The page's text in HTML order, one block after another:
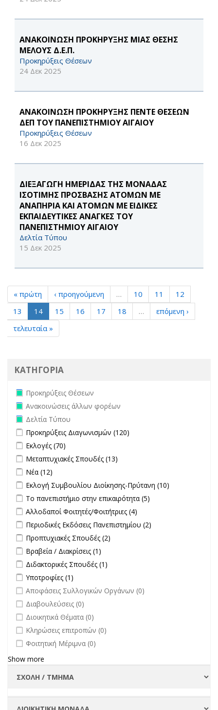
ΑΝΑΚΟΙΝΩΣΗ ΠΡΟΚΗΡΥΞΗΣ ΜΙΑΣ ΘΕΣΗΣ
ΜΕΛΟΥΣ Δ.Ε.Π.
Προκηρύξεις Θέσεων
24 Δεκ 2025
ΑΝΑΚΟΙΝΩΣΗ ΠΡΟΚΗΡΥΞΗΣ ΠΕΝΤΕ ΘΕΣΕΩΝ
ΔΕΠ ΤΟΥ ΠΑΝΕΠΙΣΤΗΜΙΟΥ ΑΙΓΑΙΟΥ
Προκηρύξεις Θέσεων
16 Δεκ 2025
ΔΙΕΞΑΓΩΓΗ ΗΜΕΡΙΔΑΣ ΤΗΣ ΜΟΝΑΔΑΣ
ΙΣΟΤΙΜΗΣ ΠΡΟΣΒΑΣΗΣ ΑΤΟΜΩΝ ΜΕ
ΑΝΑΠΗΡΙΑ ΚΑΙ ΑΤΟΜΩΝ ΜΕ ΕΙΔΙΚΕΣ
ΕΚΠΑΙΔΕΥΤΙΚΕΣ ΑΝΑΓΚΕΣ ΤΟΥ
ΠΑΝΕΠΙΣΤΗΜΙΟΥ ΑΙΓΑΙΟΥ
Δελτία Τύπου
15 Δεκ 2025
« πρώτη ‹ προηγούμενη … 10 11
12
13
14 15 16 17 18 …
επόμενη ›
τελευταία »
ΚΑΤΗΓΟΡΙΑ
Remove Προκηρύξεις Θέσεων filter
Προκηρύξεις Θέσεων
Remove Ανακοινώσεις άλλων φορέων filter
Ανακοινώσεις άλλων φορέων
Remove Δελτία Τύπου filter
Δελτία Τύπου
Apply Προκηρύξεις Διαγωνισμών filter
Προκηρύξεις Διαγωνισμών (120)
Apply Εκλογές filter
Εκλογές (70)
Apply Μεταπτυχιακές Σπουδές filter
Μεταπτυχιακές Σπουδές (13)
Apply Νέα filter
Νέα (12)
Apply Εκλογή Συμβουλίου Διοίκησης-Πρύτανη filter
Εκλογή Συμβουλίου Διοίκησης-Πρύτανη (10)
Apply Το πανεπιστήμιο στην επικαιρότητα filter
Το πανεπιστήμιο στην επικαιρότητα (5)
Apply Αλλοδαποί Φοιτητές/Φοιτήτριες filter
Αλλοδαποί Φοιτητές/Φοιτήτριες (4)
filter
Apply Περιοδικές Εκδόσεις Πανεπιστημίου filter
Περιοδικές Εκδόσεις Πανεπιστημίου (2)
Apply Προπτυχιακές Σπουδές filter
Προπτυχιακές Σπουδές (2)
Apply Βραβεία / Διακρίσεις filter
Βραβεία / Διακρίσεις (1)
Apply Διδακτορικές Σπουδές filter
Διδακτορικές Σπουδές (1)
Apply Υποτροφίες filter
Υποτροφίες (1)
undefined
Αποφάσεις Συλλογικών Οργάνων (0)
undefined
Διαβουλεύσεις (0)
undefined
Διοικητικά Θέματα (0)
undefined
Κληρώσεις επιτροπών (0)
undefined
Φοιτητική Μέριμνα (0)
Show more